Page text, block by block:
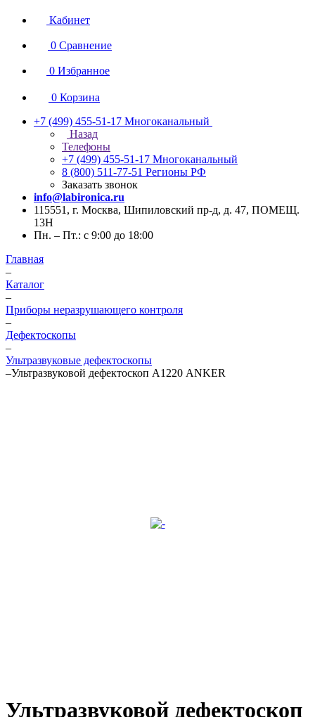
Кабинет
0 Сравнение
0 Избранное
0 Корзина
+7 (499) 455-51-17 Многоканальный
Назад
Телефоны
+7 (499) 455-51-17 Многоканальный
8 (800) 511-77-51 Регионы РФ
Заказать звонок
info@labironica.ru
115551, г. Москва, Шипиловский пр-д, д. 47, ПОМЕЩ.
13Н
Пн. – Пт.: с 9:00 до 18:00
Главная
–
Каталог
–
Приборы неразрушающего контроля
–
Дефектоскопы
–
Ультразвуковые дефектоскопы
–Ультразвуковой дефектоскоп А1220 ANKER
Ультразвуковой дефектоскоп